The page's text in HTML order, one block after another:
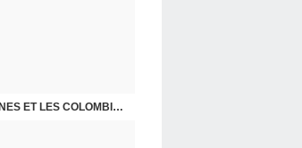
UNE PAGE SE TOURNE APRÈS 6 ANS POUR LES COLOMBIENNES ET LES COLOMBIENS